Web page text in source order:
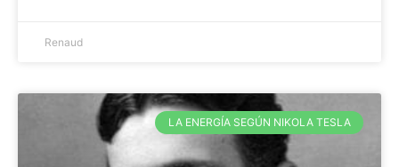
Renaud
LA ENERGÍA SEGÚN NIKOLA TESLA